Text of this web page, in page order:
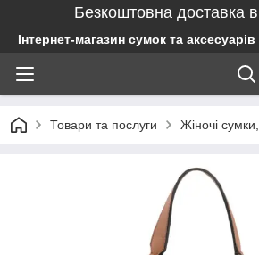
Безкоштовна доставка
Інтернет-магазин сумок та аксесуарів
Товари та послуги Жіночі